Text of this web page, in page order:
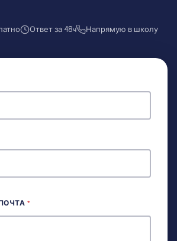
Ответ за 48ч Напрямую в школу
*